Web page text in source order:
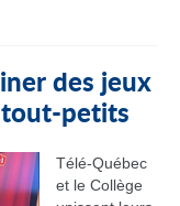
des jeux
tout-petits
Télé-Québec
et le Collège